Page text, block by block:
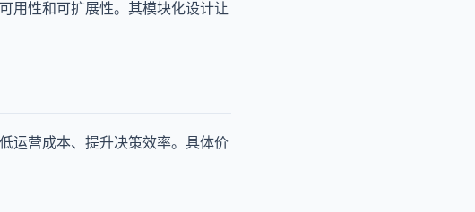
用性和可扩展性。其模块化设计让
运营成本、提升决策效率。具体价